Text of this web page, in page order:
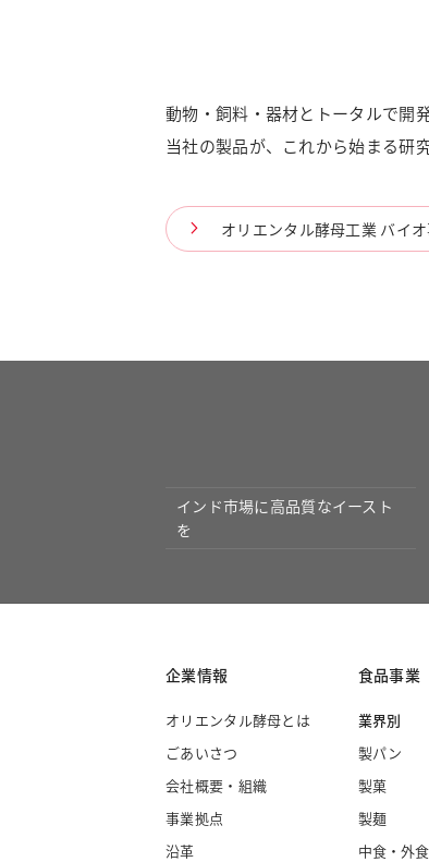
動物・飼料・器材とトータルで開
当社の製品が、これから始まる研
オリエンタル酵母工業 バイ
インド市場に高品質なイースト
を
企業情報
オリエンタル酵母とは
ごあいさつ
会社概要・組織
事業拠点
沿革
食品事業
業界別
製パン
製菓
製麺
中食・外食